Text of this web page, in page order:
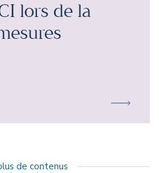
lors de la
de contenus